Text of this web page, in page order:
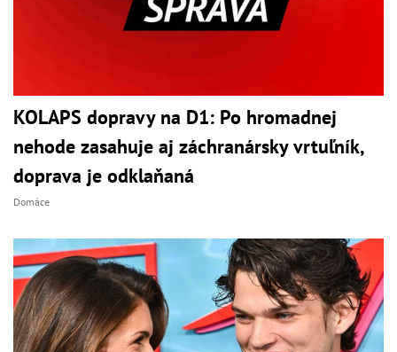
KOLAPS dopravy na D1: Po hromadnej
nehode zasahuje aj záchranársky vrtuľník,
doprava je odklaňaná
Domáce